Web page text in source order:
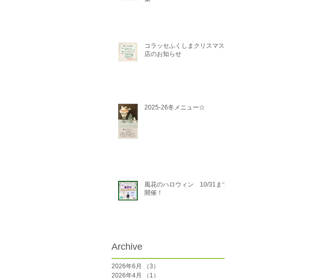
コラッセふくしまクリスマス出
店のお知らせ
2025-26冬メニュー☆
風花のハロウィン 10/31まで
開催！
Archive
2026年6月 （3）
2026年4月
（1）